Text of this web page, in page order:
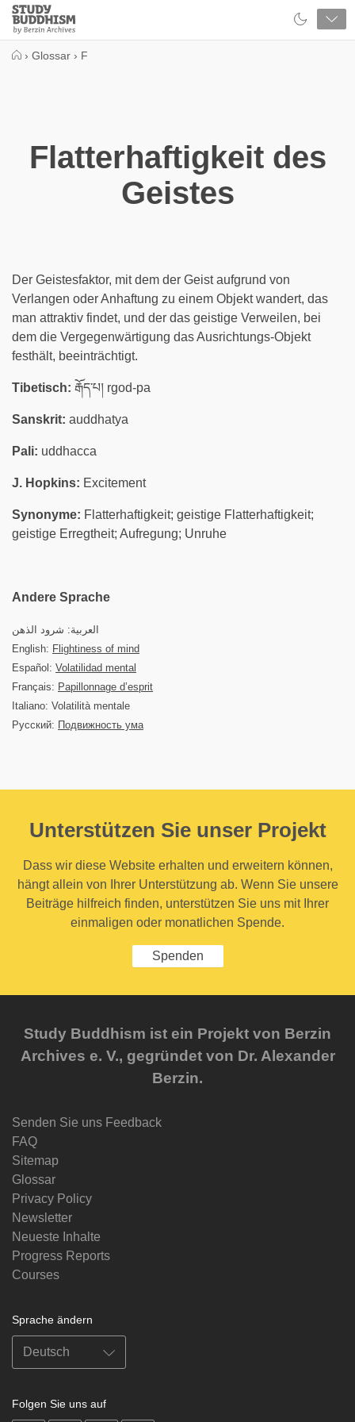
Close
Study
Buddhism
› Glossar › F
Flatterhaftigkeit des
Geistes
Der Geistesfaktor, mit dem der Geist aufgrund von
Verlangen oder Anhaftung zu einem Objekt wandert, das
man attraktiv findet, und der das geistige Verweilen, bei
dem die Vergegenwärtigung das Ausrichtungs-Objekt
festhält, beeinträchtigt.
Tibetisch: རྒོད་པ། rgod-pa
Sanskrit: auddhatya
Pali: uddhacca
J. Hopkins: Excitement
Synonyme: Flatterhaftigkeit; geistige Flatterhaftigkeit;
geistige Erregtheit; Aufregung; Unruhe
Andere Sprache
العربية: شرود الذهن
English: Flightiness of mind
Español: Volatilidad mental
Français: Papillonnage d’esprit
Italiano: Volatilità mentale
Русский: Подвижность ума
Unterstützen Sie unser Projekt
Dass wir diese Website erhalten und erweitern können,
hängt allein von Ihrer Unterstützung ab. Wenn Sie unsere
Beiträge hilfreich finden, unterstützen Sie uns mit Ihrer
einmaligen oder monatlichen Spende.
Spenden
Study Buddhism ist ein Projekt von Berzin
Archives e. V., gegründet von Dr. Alexander
Berzin.
Senden Sie uns Feedback
FAQ
Sitemap
Glossar
Privacy Policy
Newsletter
Neueste Inhalte
Progress Reports
Courses
Sprache ändern
Folgen Sie uns auf